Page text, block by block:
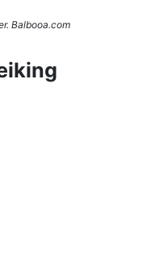
Balbooa.com